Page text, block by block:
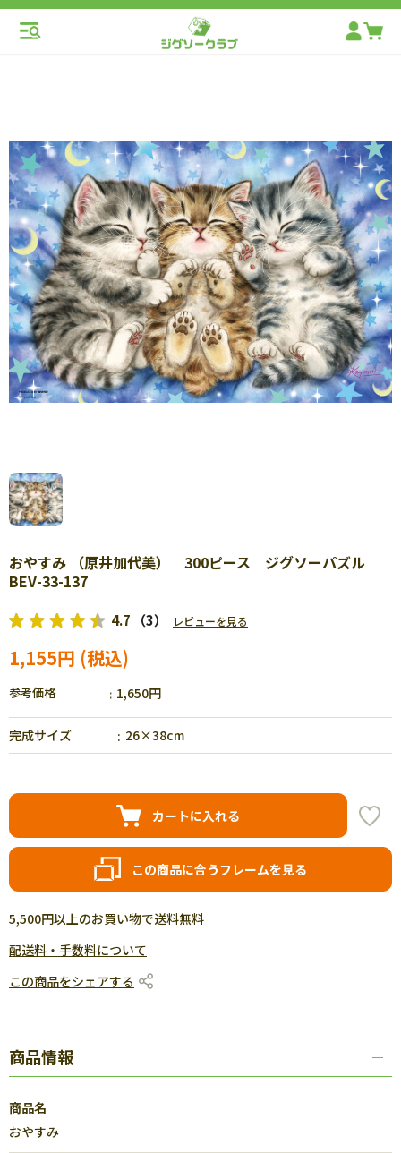
おやすみ （原井加代美） 300ピース ジグソーパズル
BEV-33-137
4.7 （3） レビューを見る
1,155円
参考価格 1,650円
完成サイズ 26×38cm
カートに入れる
この商品に合うフレームを見る
5,500円以上のお買い物で送料無料
配送料・手数料について
この商品をシェアする
商品情報
商品名
おやすみ